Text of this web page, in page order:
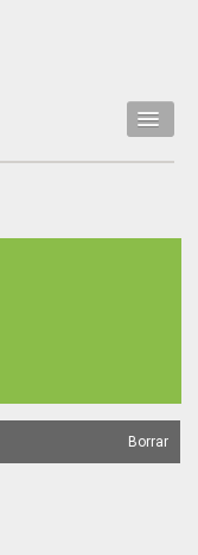
Borrar